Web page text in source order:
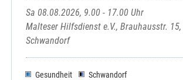
Sa 08.08.2026, 9.00 - 17.00 Uhr
Malteser Hilfsdienst e.V., Brauhausstr. 15,
Schwandorf
Gesundheit
Schwandorf